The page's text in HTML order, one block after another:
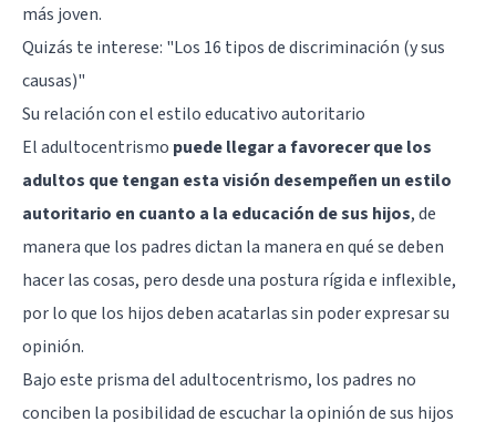
más joven.
Quizás te interese: "Los 16 tipos de discriminación (y sus
causas)"
Su relación con el estilo educativo autoritario
El adultocentrismo puede llegar a favorecer que los
adultos que tengan esta visión desempeñen un estilo
autoritario en cuanto a la educación de sus hijos, de
manera que los padres dictan la manera en qué se deben
hacer las cosas, pero desde una postura rígida e inflexible,
por lo que los hijos deben acatarlas sin poder expresar su
opinión.
Bajo este prisma del adultocentrismo, los padres no
conciben la posibilidad de escuchar la opinión de sus hijos